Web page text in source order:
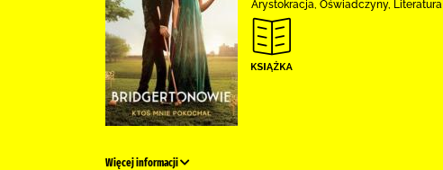
Arystokracja, Oświadczyny,
Więcej informacji